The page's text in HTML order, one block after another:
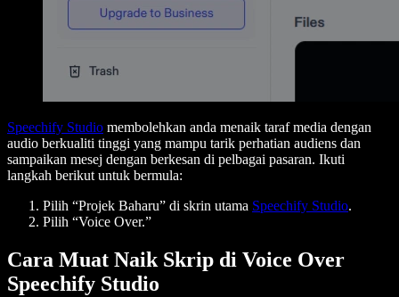
Speechify Studio membolehkan anda menaik taraf media dengan
audio berkualiti tinggi yang mampu tarik perhatian audiens dan
sampaikan mesej dengan berkesan di pelbagai pasaran. Ikuti
langkah berikut untuk bermula:
Pilih “Projek Baharu” di skrin utama Speechify Studio.
Pilih “Voice Over.”
Cara Muat Naik Skrip di Voice Over
Speechify Studio